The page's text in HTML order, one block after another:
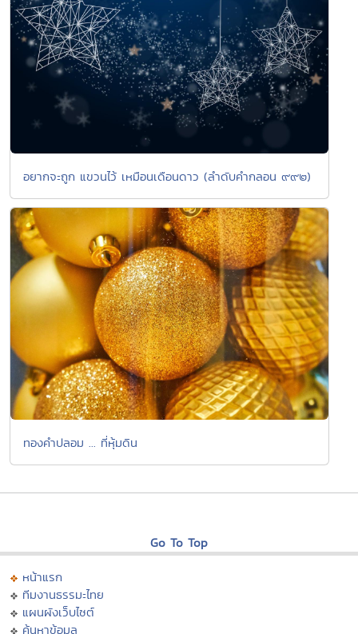
อยากจะถูก แขวนไว้ เหมือนเดือนดาว (ลำดับคำกลอน ๙๙๒)
ทองคำปลอม ... ที่หุ้มดิน
Go To Top
หน้าแรก
ทีมงานธรรมะไทย
แผนผังเว็บไซต์
ค้นหาข้อมูล